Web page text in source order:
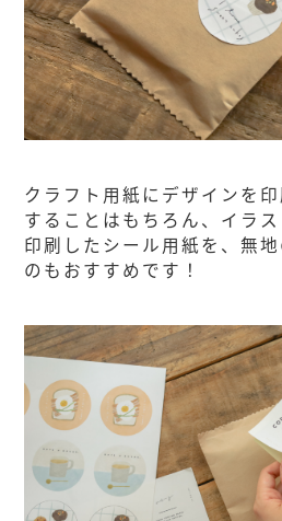
クラフト用紙にデザインを
することはもちろん、イラ
印刷したシール用紙を、無
のもおすすめです！